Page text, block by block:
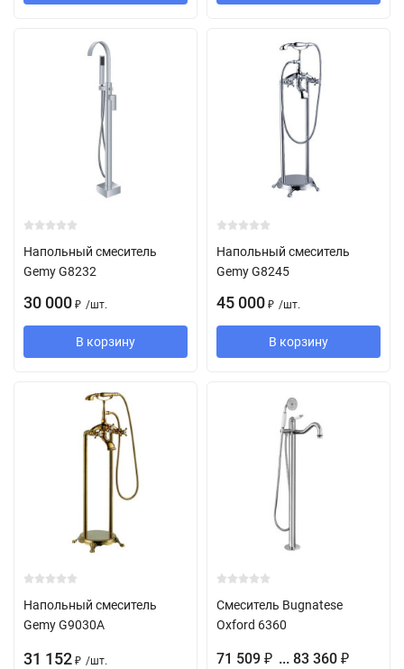
Напольный смеситель
Gemy G8232
30 000 ₽ /шт.
В корзину
Напольный смеситель
Gemy G8245
45 000 ₽ /шт.
В корзину
Напольный смеситель
Gemy G9030A
31 152 ₽ /шт.
Смеситель Bugnatese
Oxford 6360
71 509 ₽ ... 83 360 ₽